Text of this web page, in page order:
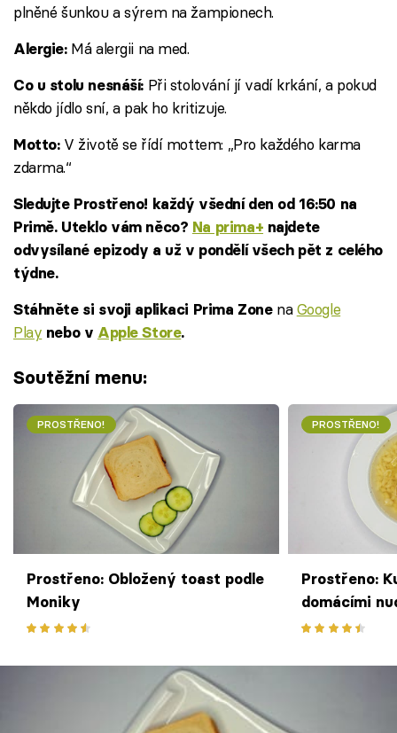
plněné šunkou a sýrem na žampionech.
Alergie:Má alergii na med.
Co u stolu nesnáší:Při stolování jí vadí krkání, a pokud
někdo jídlo sní, a pak ho kritizuje.
Motto:V životě se řídí mottem: „Pro každého karma
zdarma.“
Sledujte Prostřeno! každý všední den od 16:50 na
Primě. Uteklo vám něco? Na prima+ najdete
odvysílané epizody a už v pondělí všech pět z celého
týdne.
Stáhněte si svoji aplikaci Prima Zone naGoogle
Play nebo v Apple Store.
Soutěžní menu:
PROSTŘENO!
Prostřeno: Obložený toast podle
Moniky
PROSTŘENO!
Prostřeno:
domácími